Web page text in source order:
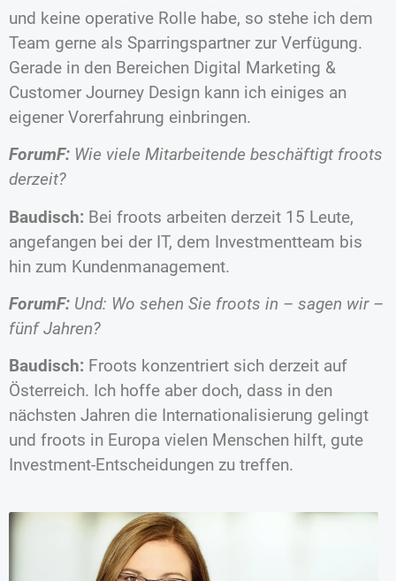
und keine operative Rolle habe, so stehe ich dem
Team gerne als Sparringspartner zur Verfügung.
Gerade in den Bereichen Digital Marketing &
Customer Journey Design kann ich einiges an
eigener Vorerfahrung einbringen.
ForumF: Wie viele Mitarbeitende beschäftigt froots
derzeit?
Baudisch: Bei froots arbeiten derzeit 15 Leute,
angefangen bei der IT, dem Investmentteam bis
hin zum Kundenmanagement.
ForumF: Und: Wo sehen Sie froots in – sagen wir –
fünf Jahren?
Baudisch: Froots konzentriert sich derzeit auf
Österreich. Ich hoffe aber doch, dass in den
nächsten Jahren die Internationalisierung gelingt
und froots in Europa vielen Menschen hilft, gute
Investment-Entscheidungen zu treffen.